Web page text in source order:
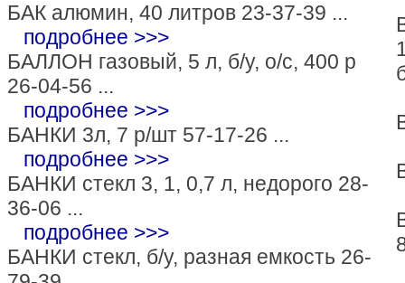
БАК алюмин, 40 литров 23-37-39 ...
подробнее >>>
БАЛЛОН газовый, 5 л, б/у, о/с, 400 р
26-04-56 ...
подробнее >>>
БАНКИ 3л, 7 р/шт 57-17-26 ...
подробнее >>>
БАНКИ стекл 3, 1, 0,7 л, недорого 28-
36-06 ...
подробнее >>>
БАНКИ стекл, б/у, разная емкость 26-